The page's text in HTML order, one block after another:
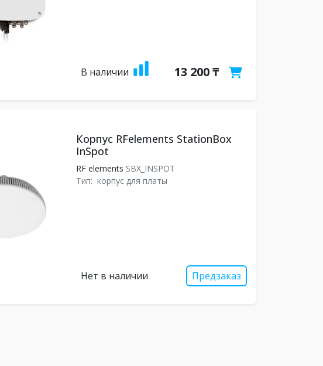
В наличии 13 200 ₸
Корпус RFelements StationBox
InSpot
RF elements SBX_INSPOT
Тип: корпус для платы
Нет в наличии Предзаказ